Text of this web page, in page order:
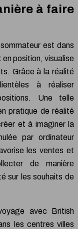
à faire
est dans
en position, visualise
Grâce à la réalité
à réaliser
Une telle
pratique de réalité
et à imaginer la
par ordinateur
les ventes et
de manière
sur les souhaits de
avec British
les centres villes